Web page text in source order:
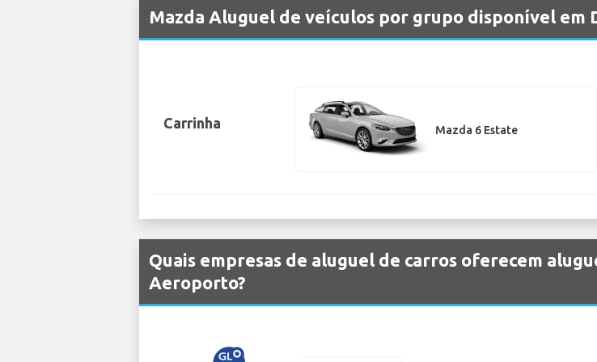
Mazda Aluguel de veículos por grupo disponível
Carrinha Mazda 6 Estate
Quais empresas de aluguel de carros oferecem
Aeroporto?